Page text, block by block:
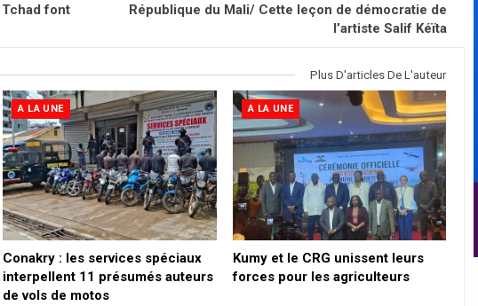
font
République du Mali/ Cette leçon de démocratie de
l’artiste Salif Kéïta
Plus D'articles De L'auteur
A LA UNE
Conakry : les services spéciaux
interpellent 11 présumés auteurs
de vols de motos
A LA UNE
Kumy et le CRG unissent leurs
forces pour les agriculteurs